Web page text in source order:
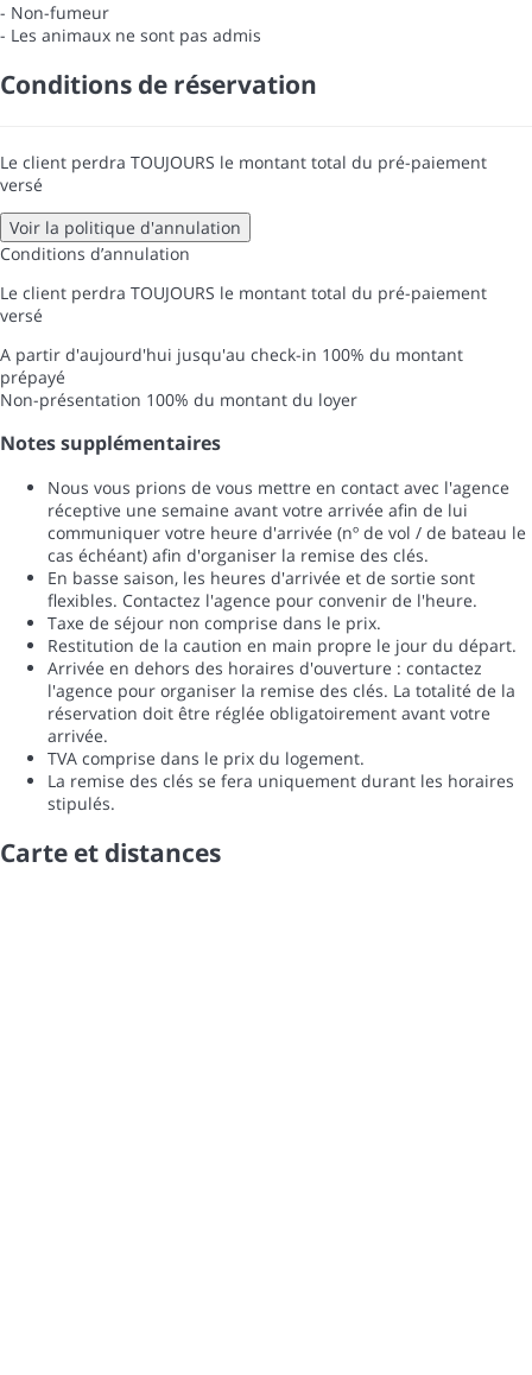
- Non-fumeur
- Les animaux ne sont pas admis
Conditions de réservation
Le client perdra TOUJOURS le montant total du pré-paiement
versé
Voir la politique d'annulation
Conditions d’annulation
Le client perdra TOUJOURS le montant total du pré-paiement
versé
A partir d'aujourd'hui jusqu'au check-in 100% du montant
prépayé
Non-présentation 100% du montant du loyer
Notes supplémentaires
Nous vous prions de vous mettre en contact avec l'agence
réceptive une semaine avant votre arrivée afin de lui
communiquer votre heure d'arrivée (nº de vol / de bateau le
cas échéant) afin d'organiser la remise des clés.
En basse saison, les heures d'arrivée et de sortie sont
flexibles. Contactez l'agence pour convenir de l'heure.
Taxe de séjour non comprise dans le prix.
Restitution de la caution en main propre le jour du départ.
Arrivée en dehors des horaires d'ouverture : contactez
l'agence pour organiser la remise des clés. La totalité de la
réservation doit être réglée obligatoirement avant votre
arrivée.
TVA comprise dans le prix du logement.
La remise des clés se fera uniquement durant les horaires
stipulés.
Carte et distances